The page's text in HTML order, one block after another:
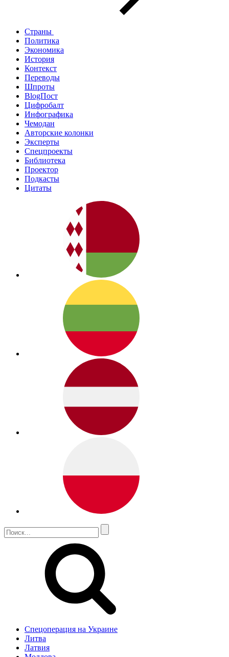
Страны
Политика
Экономика
История
Контекст
Переводы
Шпроты
BlogПост
Цифробалт
Инфографика
Чемодан
Авторские колонки
Эксперты
Спецпроекты
Библиотека
Проектор
Подкасты
Цитаты
Спецоперация на Украине
Литва
Латвия